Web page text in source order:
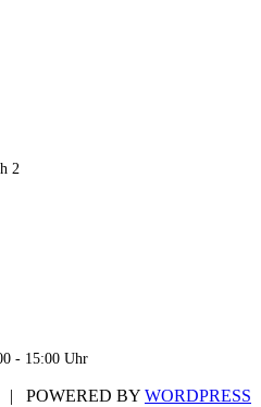
2
- 15:00 Uhr
| POWERED BY WORDPRESS